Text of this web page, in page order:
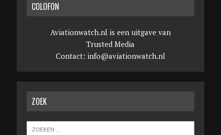
COLOFON
Aviationwatch.nl is een uitgave van
Trusted Media
Contact: info@aviationwatch.nl
ZOEK